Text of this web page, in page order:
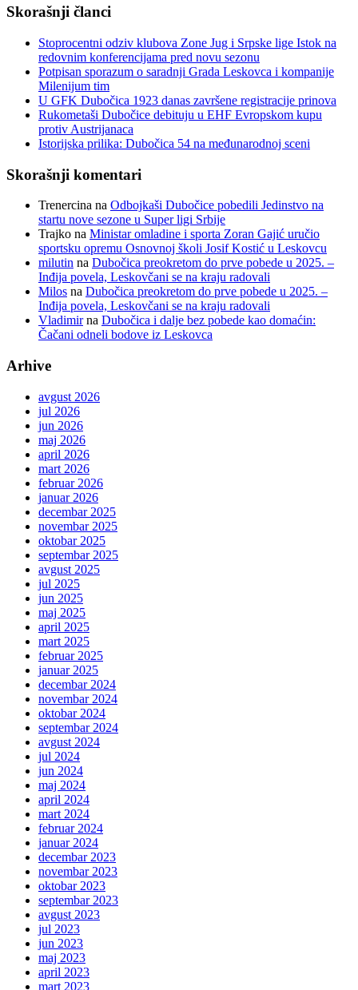
Skorašnji članci
Stoprocentni odziv klubova Zone Jug i Srpske lige Istok na
redovnim konferencijama pred novu sezonu
Potpisan sporazum o saradnji Grada Leskovca i kompanije
Milenijum tim
U GFK Dubočica 1923 danas završene registracije prinova
Rukometaši Dubočice debituju u EHF Evropskom kupu
protiv Austrijanaca
Istorijska prilika: Dubočica 54 na međunarodnoj sceni
Skorašnji komentari
Trenercina na Odbojkaši Dubočice pobedili Jedinstvo na
startu nove sezone u Super ligi Srbije
Trajko na Ministar omladine i sporta Zoran Gajić uručio
sportsku opremu Osnovnoj školi Josif Kostić u Leskovcu
milutin na Dubočica preokretom do prve pobede u 2025. –
Inđija povela, Leskovčani se na kraju radovali
Milos na Dubočica preokretom do prve pobede u 2025. –
Inđija povela, Leskovčani se na kraju radovali
Vladimirna Dubočica i dalje bez pobede kao domaćin:
Čačani odneli bodove iz Leskovca
Arhive
avgust 2026
jul 2026
jun 2026
maj 2026
april 2026
mart 2026
februar 2026
januar 2026
decembar 2025
novembar 2025
oktobar 2025
septembar 2025
avgust 2025
jul 2025
jun 2025
maj 2025
april 2025
mart 2025
februar 2025
januar 2025
decembar 2024
novembar 2024
oktobar 2024
septembar 2024
avgust 2024
jul 2024
jun 2024
maj 2024
april 2024
mart 2024
februar 2024
januar 2024
decembar 2023
novembar 2023
oktobar 2023
septembar 2023
avgust 2023
jul 2023
jun 2023
maj 2023
april 2023
mart 2023